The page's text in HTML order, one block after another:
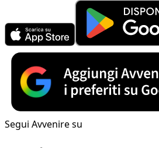
Segui Avvenire su